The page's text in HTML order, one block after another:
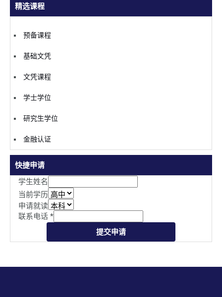
精选课程
预备课程
基础文凭
文凭课程
学士学位
研究生学位
金融认证
快捷申请
学生姓名
当前学历
申请就读
联系电话 *
提交申请